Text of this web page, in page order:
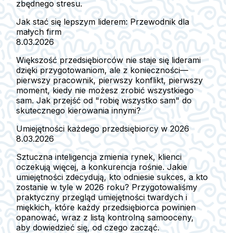
zbędnego stresu.
Jak stać się lepszym liderem: Przewodnik dla
małych firm
8.03.2026
Większość przedsiębiorców nie staje się liderami
dzięki przygotowaniom, ale z konieczności—
pierwszy pracownik, pierwszy konflikt, pierwszy
moment, kiedy nie możesz zrobić wszystkiego
sam. Jak przejść od "robię wszystko sam" do
skutecznego kierowania innymi?
Umiejętności każdego przedsiębiorcy w 2026
8.03.2026
Sztuczna inteligencja zmienia rynek, klienci
oczekują więcej, a konkurencja rośnie. Jakie
umiejętności zdecydują, kto odniesie sukces, a kto
zostanie w tyle w 2026 roku? Przygotowaliśmy
praktyczny przegląd umiejętności twardych i
miękkich, które każdy przedsiębiorca powinien
opanować, wraz z listą kontrolną samooceny,
aby dowiedzieć się, od czego zacząć.